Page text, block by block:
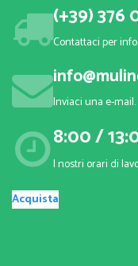
(+39) 376
Contattaci per info.
Inviaci una e-mail.
8:00 /
I nostri orari di
Acquista